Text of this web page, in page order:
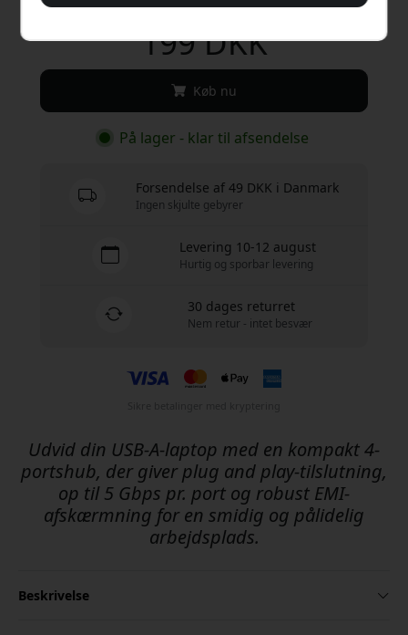
Anbefalet pris
199 DKK
Køb nu
På lager - klar til afsendelse
Forsendelse af 49 DKK i Danmark
Ingen skjulte gebyrer
Levering 10-12 august
Hurtig og sporbar levering
30 dages returret
Nem retur - intet besvær
Udvid din USB-A-laptop med en kompakt 4-
portshub, der giver plug and play-tilslutning,
op til 5 Gbps pr. port og robust EMI-
afskærmning for en smidig og pålidelig
arbejdsplads.
Beskrivelse